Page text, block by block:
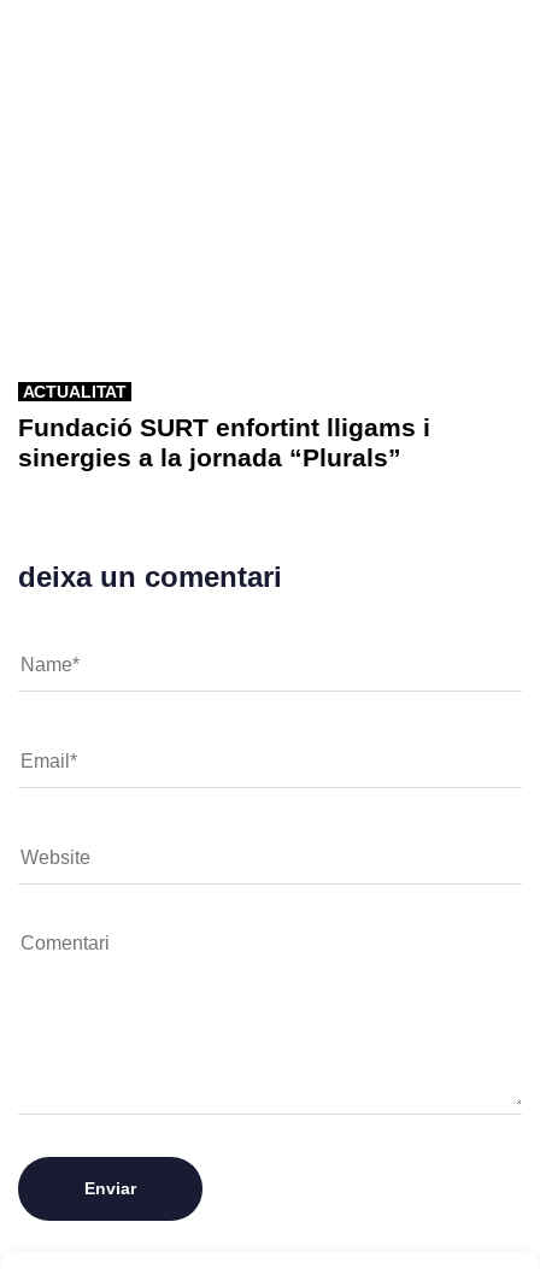
ACTUALITAT
Fundació SURT enfortint lligams i
sinergies a la jornada “Plurals”
deixa un comentari